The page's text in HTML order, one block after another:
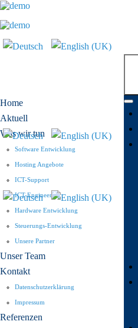
Home
Aktuell
Was wir tun
Software Entwicklung
Hosting Angebote
ICT-Support
ICT-Engineering
Hardware Entwicklung
Steuerungs-Entwicklung
Unsere Partner
Unser Team
Kontakt
Datenschutzerklärung
Impressum
Referenzen